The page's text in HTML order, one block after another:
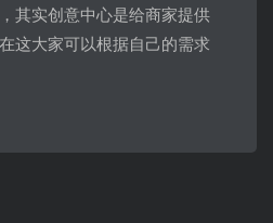
其实创意中心是给商家提供
这大家可以根据自己的需求